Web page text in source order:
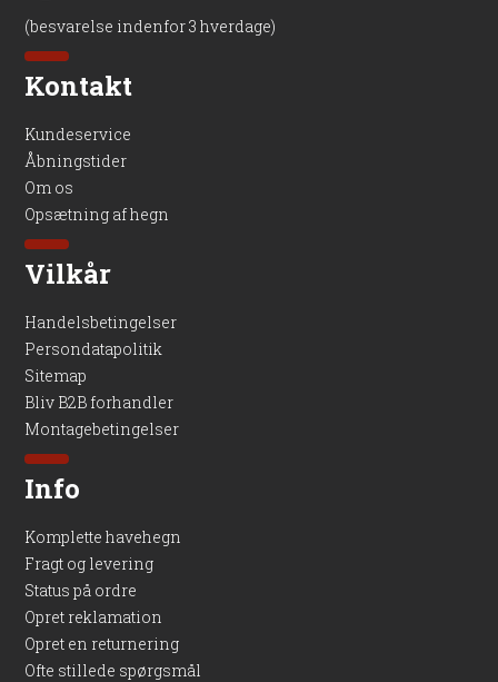
Stockholm komposithegn
(besvarelse indenfor 3 hverdage)
Kontakt
Kundeservice
Åbningstider
Om os
Opsætning af hegn
Vilkår
Handelsbetingelser
Persondatapolitik
Sitemap
Bliv B2B forhandler
Montagebetingelser
Info
Komplette havehegn
Fragt og levering
Status på ordre
Opret reklamation
Opret en returnering
Ofte stillede spørgsmål